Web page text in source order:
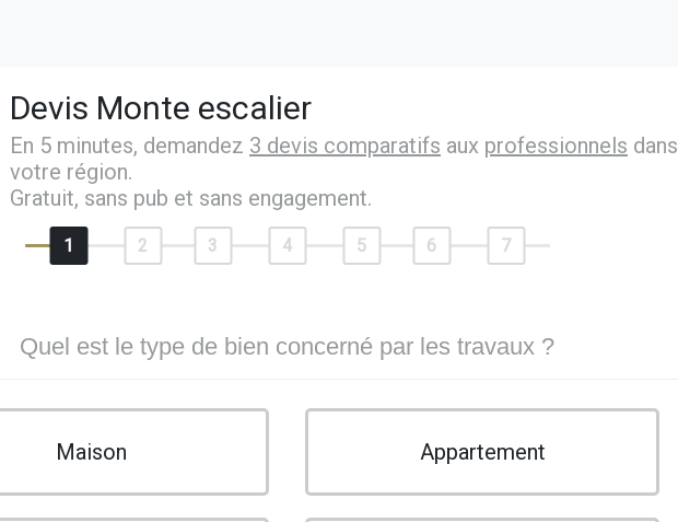
Devis Monte escalier
En 5 minutes, demandez 3 devis comparatifs aux professionnels dans
votre région.
Gratuit, sans pub et sans engagement.
1 2 3 4 5 6 7
Quel est le type de bien concerné par les travaux ?
Maison Appartement